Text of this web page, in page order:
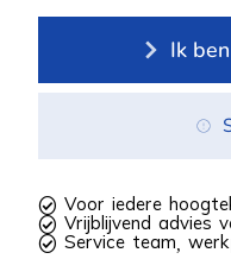
 Voor iedere
 Vrijblijvend advies
 Service team,
Ik